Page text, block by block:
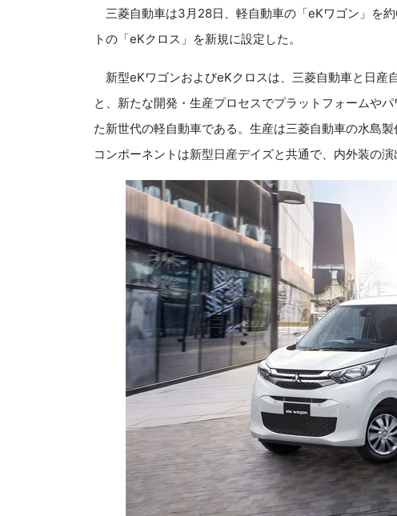
三菱自動車は3 月 28日、軽自動車の「eKワゴン」を約
トの「eKクロス」を新規に設定した。
新型eKワゴンおよびeKクロスは、三菱自動車と日産
と、新たな開発・生産プロセスでプラットフォームや
た新世代の軽自動車である。生産は三菱自動車の水島
コンポーネントは新型日産デイズと共通で、内外装の